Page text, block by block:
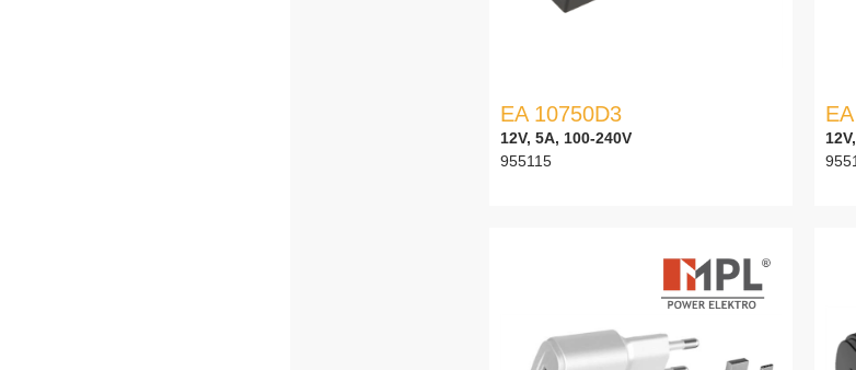
EA 10750D3
12V, 5A, 100-240V
955115